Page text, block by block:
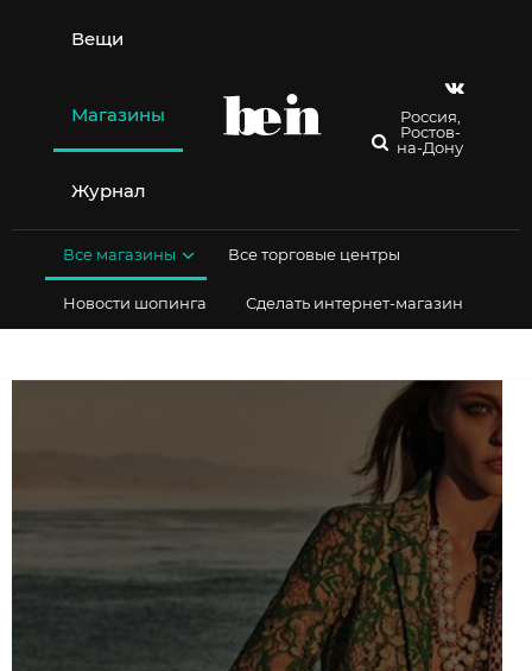
содержимому
Вещи
Магазины
Журнал
Россия,
Ростов-
на-Дону
Все магазины Все торговые центры
Новости шопинга Сделать интернет-магазин